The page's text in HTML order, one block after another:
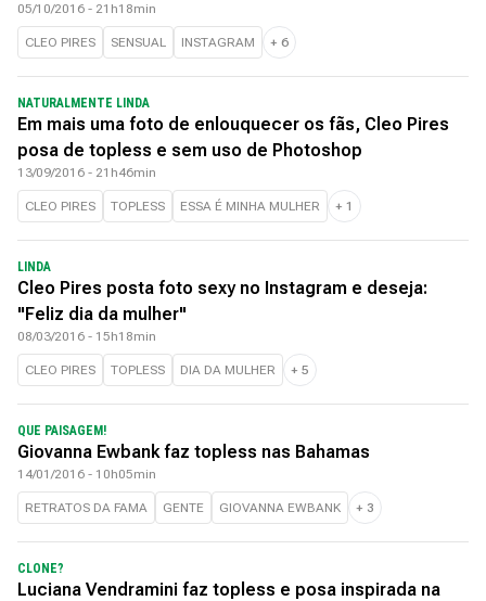
05/10/2016 - 21h18min
CLEO PIRES SENSUAL INSTAGRAM + 6
NATURALMENTE LINDA
Em mais uma foto de enlouquecer os fãs, Cleo Pires
posa de topless e sem uso de Photoshop
13/09/2016 - 21h46min
CLEO PIRES TOPLESS ESSA É MINHA MULHER + 1
LINDA
Cleo Pires posta foto sexy no Instagram e deseja:
"Feliz dia da mulher"
08/03/2016 - 15h18min
CLEO PIRES TOPLESS DIA DA MULHER + 5
QUE PAISAGEM!
Giovanna Ewbank faz topless nas Bahamas
14/01/2016 - 10h05min
RETRATOS DA FAMA GENTE GIOVANNA EWBANK + 3
CLONE?
Luciana Vendramini faz topless e posa inspirada na